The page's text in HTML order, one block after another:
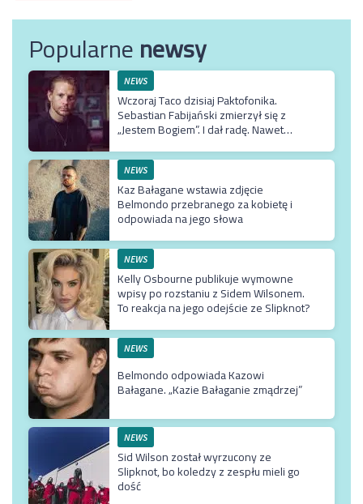
Popularnenewsy
NEWS
Wczoraj Taco dzisiaj Paktofonika.
Sebastian Fabijański zmierzył się z
„Jestem Bogiem”. I dał radę. Nawet
NEWS
Kaz Bałagane wstawia zdjęcie
Belmondo przebranego za kobietę i
odpowiada na jego słowa
NEWS
Kelly Osbourne publikuje wymowne
wpisy po rozstaniu z Sidem Wilsonem.
To reakcja na jego odejście ze Slipknot?
NEWS
Belmondo odpowiada Kazowi
Bałagane. „Kazie Bałaganie zmądrzej”
NEWS
Sid Wilson został wyrzucony ze
Slipknot, bo koledzy z zespłu mieli go
dość